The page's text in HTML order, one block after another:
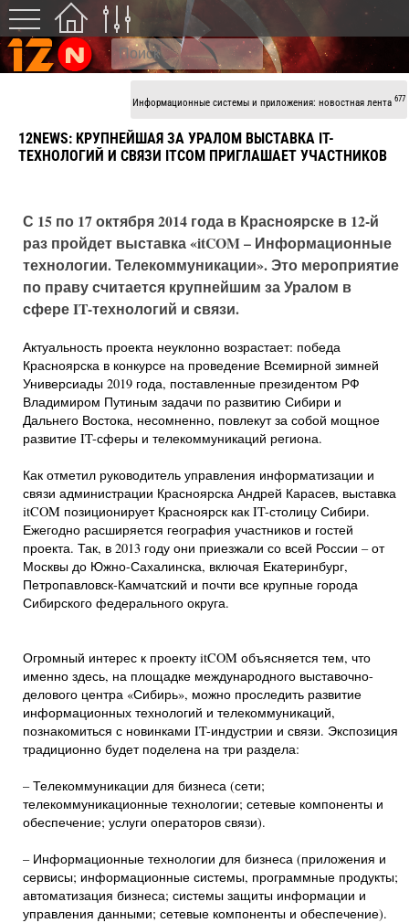
Информационные системы и приложения: новостная лента 677
12NEWS: КРУПНЕЙШАЯ ЗА УРАЛОМ ВЫСТАВКА IT-
ТЕХНОЛОГИЙ И СВЯЗИ ITCOM ПРИГЛАШАЕТ УЧАСТНИКОВ
С 15 по 17 октября 2014 года в Красноярске в 12-й
раз пройдет выставка «itCOM – Информационные
технологии. Телекоммуникации». Это мероприятие
по праву считается крупнейшим за Уралом в
сфере IT-технологий и связи.
Актуальность проекта неуклонно возрастает: победа
Красноярска в конкурсе на проведение Всемирной зимней
Универсиады 2019 года, поставленные президентом РФ
Владимиром Путиным задачи по развитию Сибири и
Дальнего Востока, несомненно, повлекут за собой мощное
развитие IT-сферы и телекоммуникаций региона.
Как отметил руководитель управления информатизации и
связи администрации Красноярска Андрей Карасев, выставка
itCOM позиционирует Красноярск как IT-столицу Сибири.
Ежегодно расширяется география участников и гостей
проекта. Так, в 2013 году они приезжали со всей России – от
Москвы до Южно-Сахалинска, включая Екатеринбург,
Петропавловск-Камчатский и почти все крупные города
Сибирского федерального округа.
Огромный интерес к проекту itCOM объясняется тем, что
именно здесь, на площадке международного выставочно-
делового центра «Сибирь», можно проследить развитие
информационных технологий и телекоммуникаций,
познакомиться с новинками IT-индустрии и связи. Экспозиция
традиционно будет поделена на три раздела:
– Телекоммуникации для бизнеса (сети;
телекоммуникационные технологии; сетевые компоненты и
обеспечение; услуги операторов связи).
– Информационные технологии для бизнеса (приложения и
сервисы; информационные системы, программные продукты;
автоматизация бизнеса; системы защиты информации и
управления данными; сетевые компоненты и обеспечение).